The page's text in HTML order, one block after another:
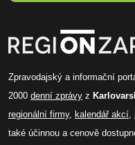
Zpravodajský a informační
2000 denní zprávy z
regionální firmy, kalendář akcí,
také účinnou a cenově